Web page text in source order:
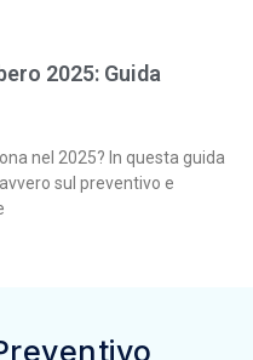
2025: Guida
nel 2025? In questa guida
sul preventivo e